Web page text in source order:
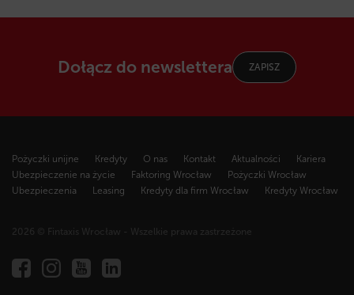
Dołącz do newslettera ZAPISZ
Pożyczki unijne Kredyty O nas Kontakt Aktualności
Kariera
Ubezpieczenie na życie
Faktoring Wrocław
Pożyczki Wrocław
Ubezpieczenia
Leasing Kredyty dla firm Wrocław Kredyty Wrocław
2026 © Fintaxis Wrocław - Wszelkie prawa zastrzeżone